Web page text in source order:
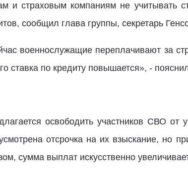
и страховым компаниям не учитывать
сообщил глава группы, секретарь
военнослужащие переплачивают за
ставка по кредиту повышается», -
освободить участников СВО от
отсрочка на их взыскание, но
сумма выплат искусственно